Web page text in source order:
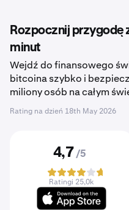
Rozpocznij
minut
Wejdź do finansowego
bitcoina szybko i
miliony osób na całym
Rating na dzień 18th May 2026
4,7 /5
Ratingi 25,0k